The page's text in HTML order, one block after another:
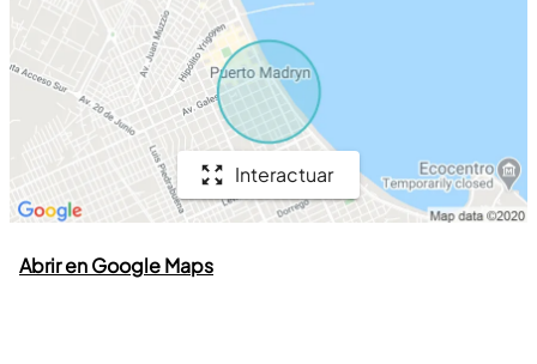
Interactuar
Abrir en Google Maps